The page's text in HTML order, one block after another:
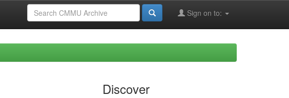
Sign on to:
Discover